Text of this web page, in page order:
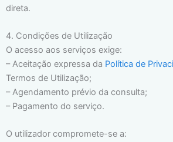
direta.
4. Condições de Utilização
O acesso aos serviços exige:
– Aceitação expressa da Política de
Termos de Utilização;
– Agendamento prévio da consulta;
– Pagamento do serviço.
O utilizador compromete-se a: